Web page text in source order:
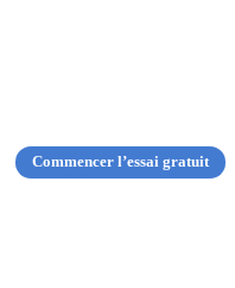
Commencer l’essai gratuit